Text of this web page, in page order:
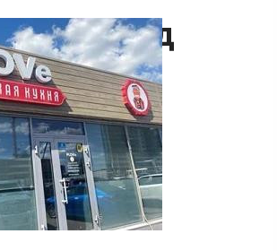
суд
кафе
кухни
без